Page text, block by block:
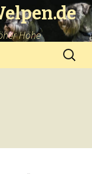
Höhe
Suchen
nach: